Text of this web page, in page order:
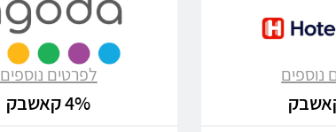
נוספים לפרטים נוספים
4% קאשבק